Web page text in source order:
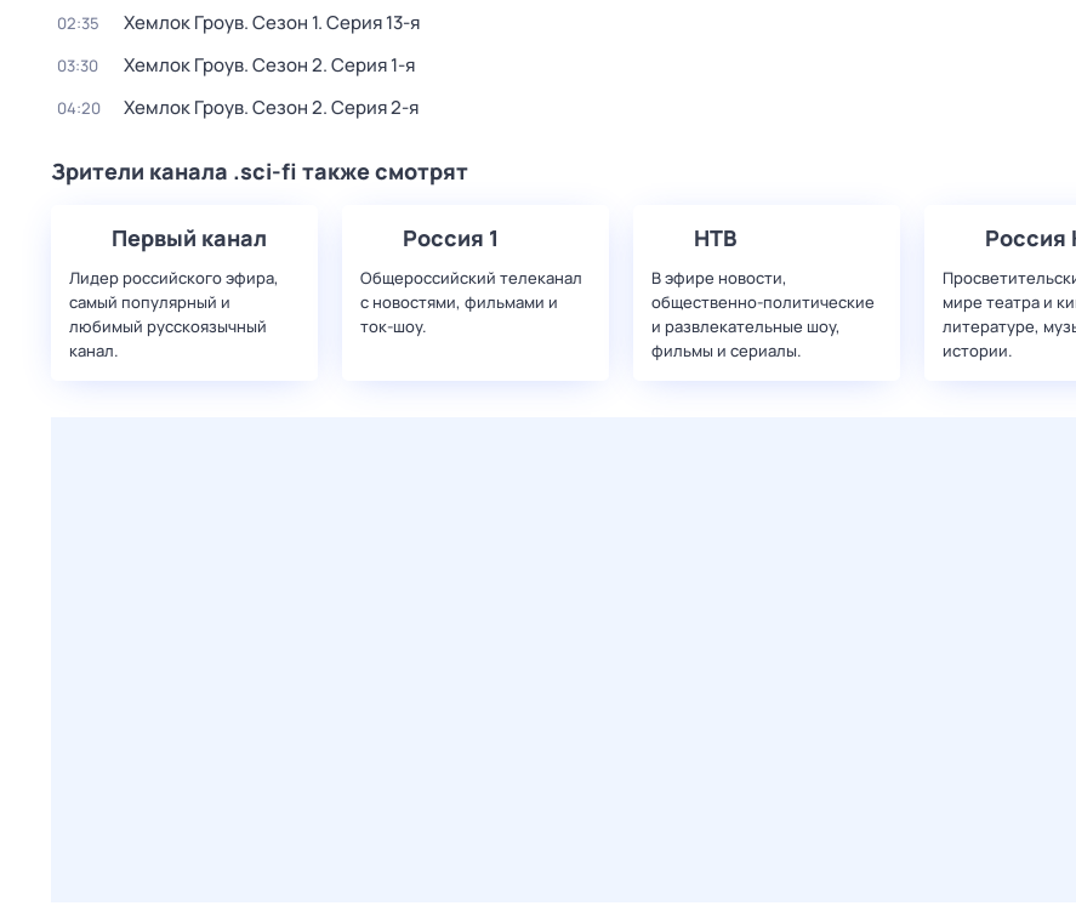
02:35 Хемлок Гроув. Сезон 1. Серия 13-я
03:30 Хемлок Гроув. Сезон 2. Серия 1-я
04:20 Хемлок Гроув. Сезон 2. Серия 2-я
Зрители канала .sci-fi также смотрят
Первый канал
Лидер российского эфира,
самый популярный и
любимый русскоязычный
канал.
Россия 1
Общероссийский телеканал
с новостями, фильмами и
ток-шоу.
НТВ
В эфире новости,
общественно-политические
и развлекательные шоу,
фильмы и сериалы.
Россия
мире театра и
литературе,
истории.